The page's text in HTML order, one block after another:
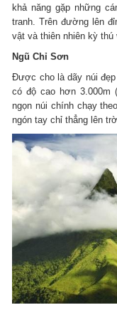
khả năng gặp những
tranh. Trên đường lên
vật và thiên nhiên kỳ
Ngũ Chỉ Sơn
Được cho là dãy núi
có độ cao hơn 3.000m
ngọn núi chính chạy
ngón tay chỉ thẳng lên